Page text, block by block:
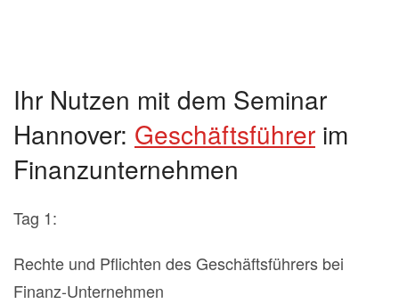
Ihr Nutzen mit dem Seminar
Hannover: Geschäftsführer im
Finanzunternehmen
Tag 1:
Rechte und Pflichten des Geschäftsführers bei
Finanz-Unternehmen